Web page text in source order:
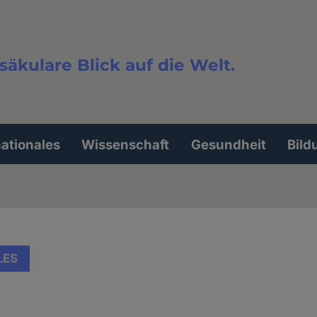
Blick auf die Welt.
Wissenschaft Gesundheit